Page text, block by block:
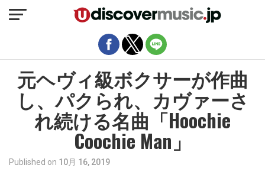
元ヘヴィ級ボクサーが作曲
し、パクられ、カヴァーさ
れ続ける名曲「Hoochie
Coochie Man」
Published on 10月 16, 2019
モバイルバージョンを終了